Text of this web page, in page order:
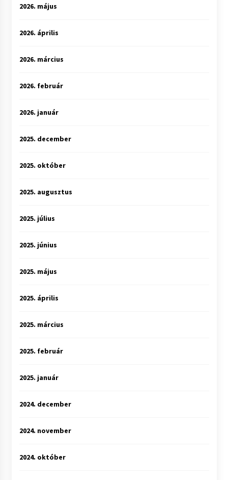
2026. május
2026. április
2026. március
2026. február
2026. január
2025. december
2025. október
2025. augusztus
2025. július
2025. június
2025. május
2025. április
2025. március
2025. február
2025. január
2024. december
2024. november
2024. október